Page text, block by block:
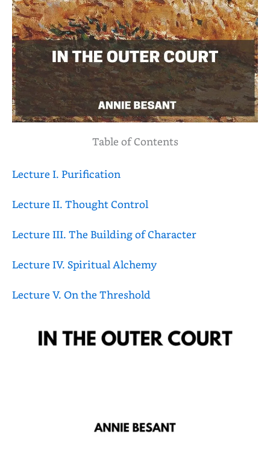
Table of Contents
Lecture I. Purification
Lecture II. Thought Control
Lecture III. The Building of Character
Lecture IV. Spiritual Alchemy
Lecture V. On the Threshold